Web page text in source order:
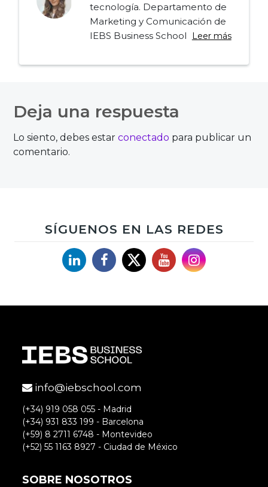
tecnología. Departamento de
Marketing y Comunicación de
IEBS Business School
Leer más
de
entradas
Deja una respuesta
Lo siento, debes estarconectado para publicar un
comentario.
SÍGUENOS EN LAS REDES
LinkedinFacebook
X YouTubeInstagram
info@iebschool.com
(+34) 919 058 055 - Madrid
(+34) 931 833 199 - Barcelona
(+59) 8 2711 6748 - Montevideo
(+52) 55 1163 8927 - Ciudad de México
SOBRE NOSOTROS